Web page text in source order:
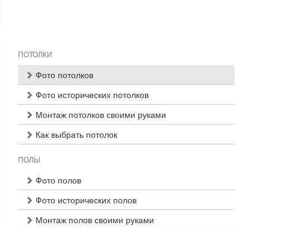
ПОТОЛКИ
Фото потолков
Фото исторических потолков
Монтаж потолков своими руками
Как выбрать потолок
ПОЛЫ
Фото полов
Фото исторических полов
Монтаж полов своими руками